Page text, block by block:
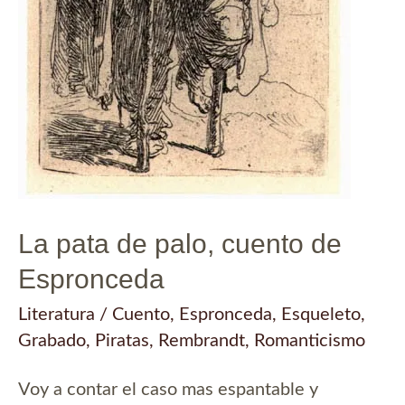
La pata de palo, cuento de
Espronceda
Literatura / Cuento, Espronceda, Esqueleto,
Grabado, Piratas, Rembrandt, Romanticismo
Voy a contar el caso mas espantable y